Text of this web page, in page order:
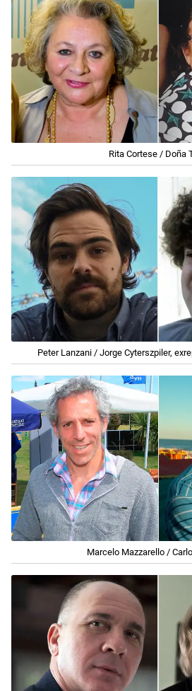
Rita Cortese / Doña
Peter Lanzani / Jorge Cyterszpiler,
Marcelo Mazzarello /